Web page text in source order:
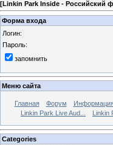
[Linkin Park Inside - Российский
Форма входа
Логин:
Пароль:
запомнить
Меню сайта
Главная Форум
Linkin Park Live Aud...
Linkin
Categories